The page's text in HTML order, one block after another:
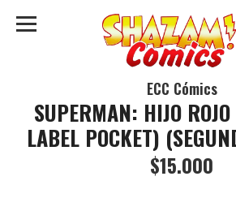
ECC Cómics
SUPERMAN: HIJO
LABEL POCKET)
$15.000